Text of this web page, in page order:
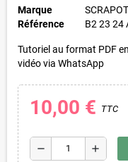
Marque
Référence
B2 23 24
Tutoriel au format PDF
vidéo via WhatsApp
10,00 € TTC
remove add